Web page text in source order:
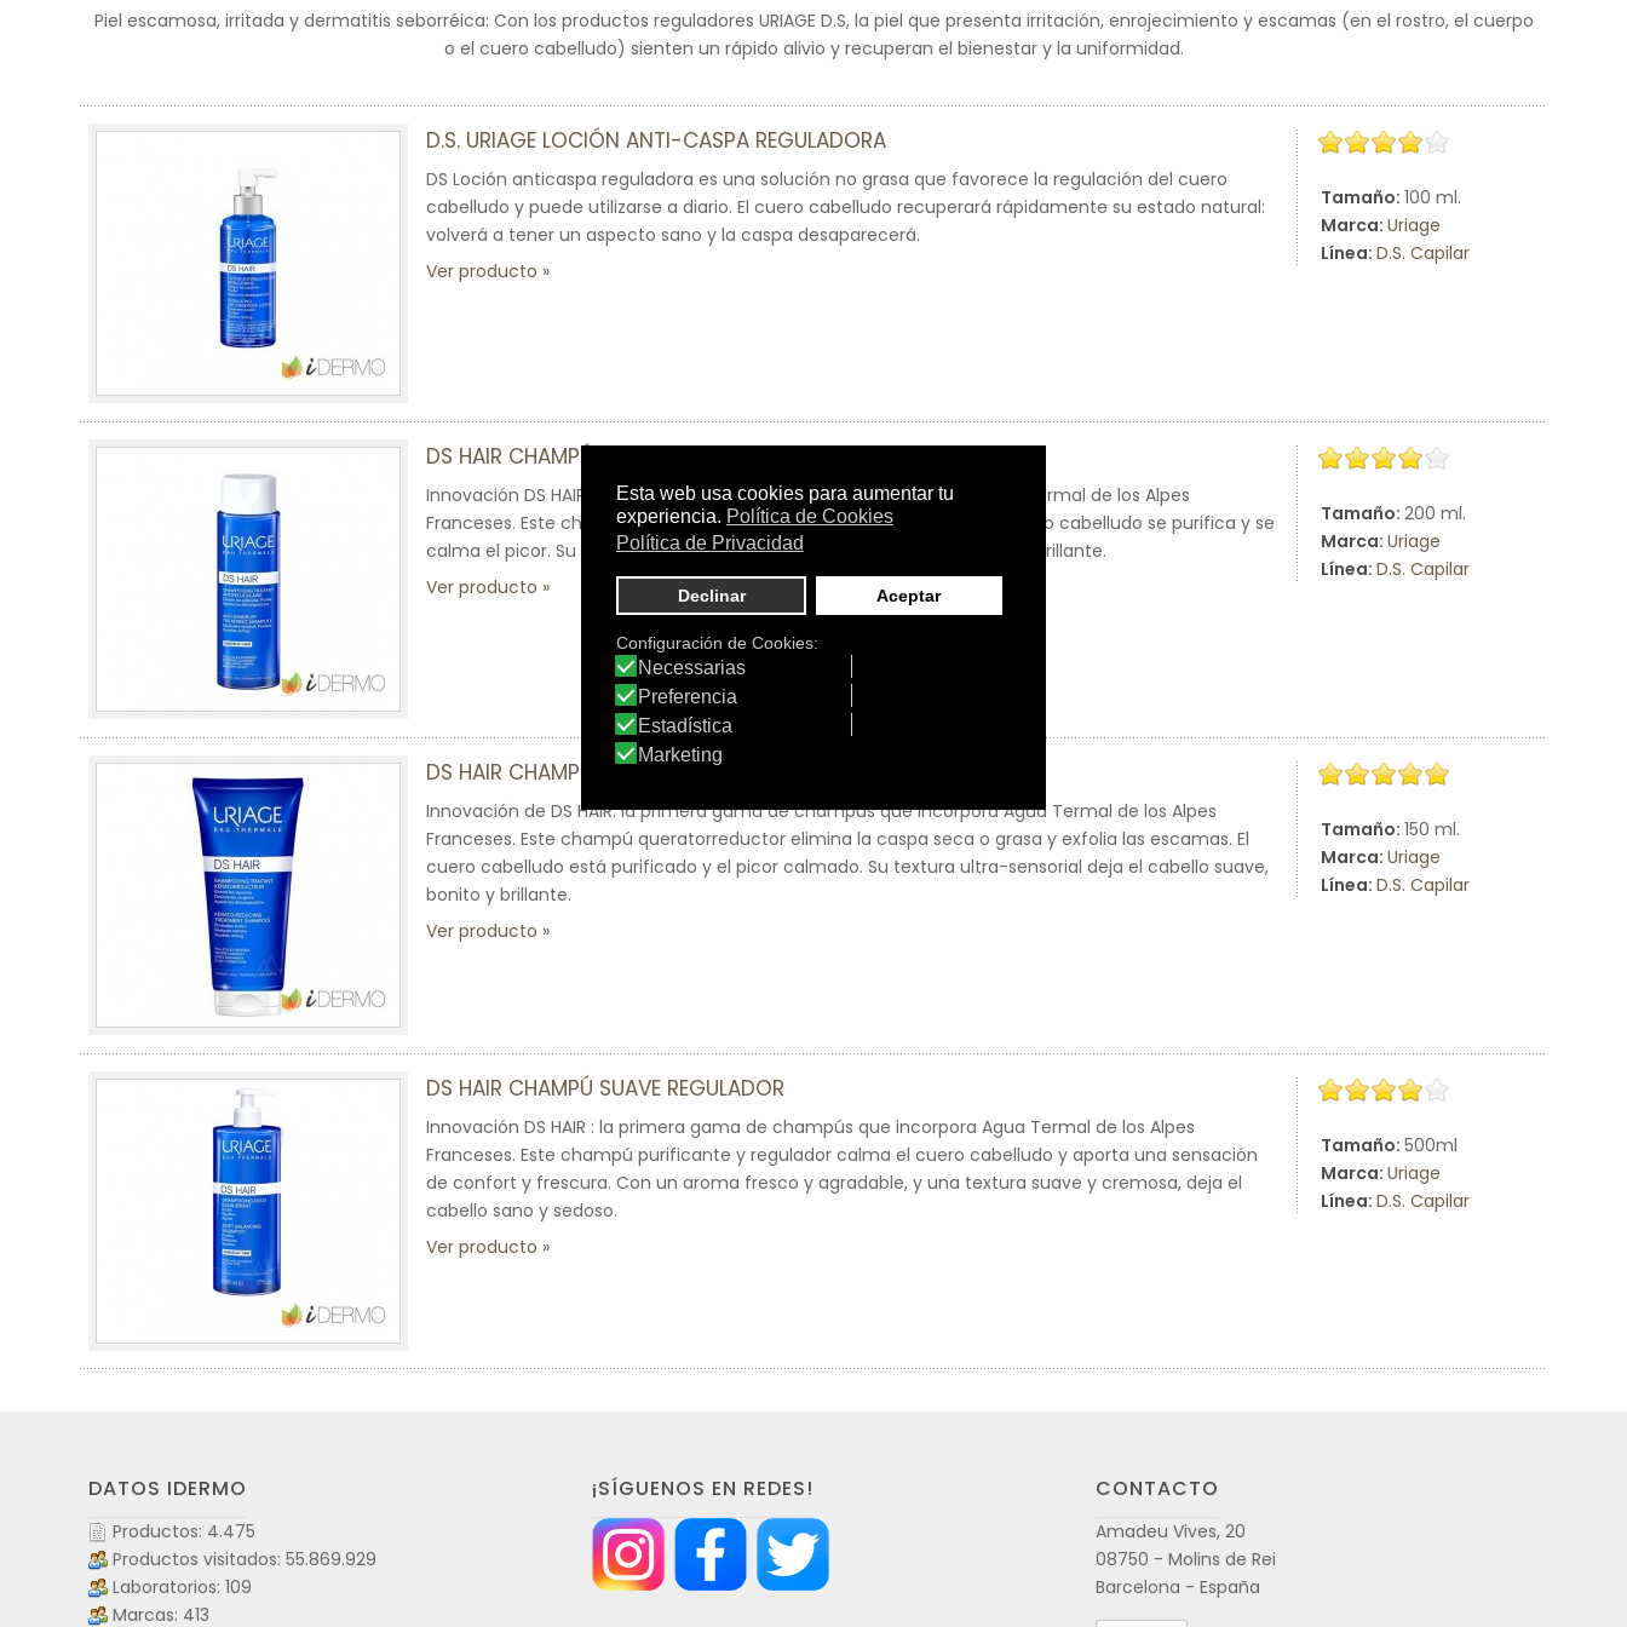
Piel escamosa, irritada y dermatitis seborréica: Con los productos reguladores URIAGE D.S, la piel que presenta irritación, enrojecimiento y escamas (en el rostro, el cuerpo
o el cuero cabelludo) sienten un rápido alivio y recuperan el bienestar y la uniformidad.
Tamaño: 100 ml.
Marca: Uriage
Línea: D.S. Capilar
D.S. URIAGE LOCIÓN ANTI-CASPA REGULADORA
DS Loción anticaspa reguladora es una solución no grasa que favorece la regulación del cuero
cabelludo y puede utilizarse a diario. El cuero cabelludo recuperará rápidamente su estado natural:
volverá a tener un aspecto sano y la caspa desaparecerá.
Ver producto
Tamaño: 200 ml.
Marca: Uriage
Línea: D.S. Capilar
DS HAIR CHAMPÚ DE TRATAMIENTO ANTI-CASPA
Innovación DS HAIR: la primera gama de champús que incorpora Agua Termal de los Alpes
Franceses. Este champú anticaspa elimina la caspa seca o grasa. El cuero cabelludo se purifica y se
calma el picor. Su textura ultra-sensorial deja el cabello suave, bonito y brillante.
Ver producto
Tamaño: 150 ml.
Marca: Uriage
Línea: D.S. Capilar
DS HAIR CHAMPÚ DE TRATAMIENTO QUERATORREDUCTOR
Innovación de DS HAIR: la primera gama de champús que incorpora Agua Termal de los Alpes
Franceses. Este champú queratorreductor elimina la caspa seca o grasa y exfolia las escamas. El
cuero cabelludo está purificado y el picor calmado. Su textura ultra-sensorial deja el cabello suave,
bonito y brillante.
Ver producto
Tamaño: 500ml
Marca: Uriage
Línea: D.S. Capilar
DS HAIR CHAMPÚ SUAVE REGULADOR
Innovación DS HAIR : la primera gama de champús que incorpora Agua Termal de los Alpes
Franceses. Este champú purificante y regulador calma el cuero cabelludo y aporta una sensación
de confort y frescura. Con un aroma fresco y agradable, y una textura suave y cremosa, deja el
cabello sano y sedoso.
Ver producto
DATOS IDERMO
Productos: 4.475
Productos visitados: 55.869.929
Laboratorios: 109
Marcas: 413
¡SÍGUENOS EN REDES! CONTACTO
Amadeu Vives, 20
08750 - Molins de Rei
Barcelona - España